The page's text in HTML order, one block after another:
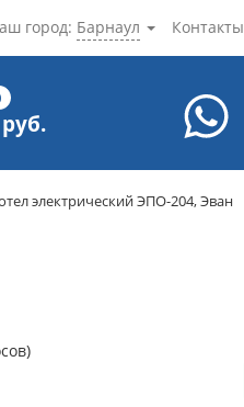
Контакты
город: Барнаул
электрический ЭПО-204, Эван